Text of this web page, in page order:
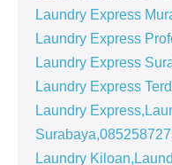
Laundry Express
Laundry Express
Laundry Express
Laundry Express
Laundry
Laundry